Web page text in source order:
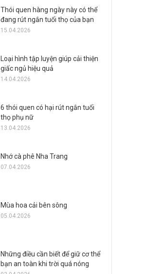
Thói quen hàng ngày này có thể
đang rút ngắn tuổi thọ của bạn
15.04.2026
Loại hình tập luyện giúp cải thiện
giấc ngủ hiệu quả
14.04.2026
6 thói quen có hại rút ngắn tuổi
thọ phụ nữ
13.04.2026
Nhớ cà phê Nha Trang
07.04.2026
Mùa hoa cải bên sông
05.04.2026
Những điều cần biết để giữ cơ thể
bạn an toàn khi trời quá nóng